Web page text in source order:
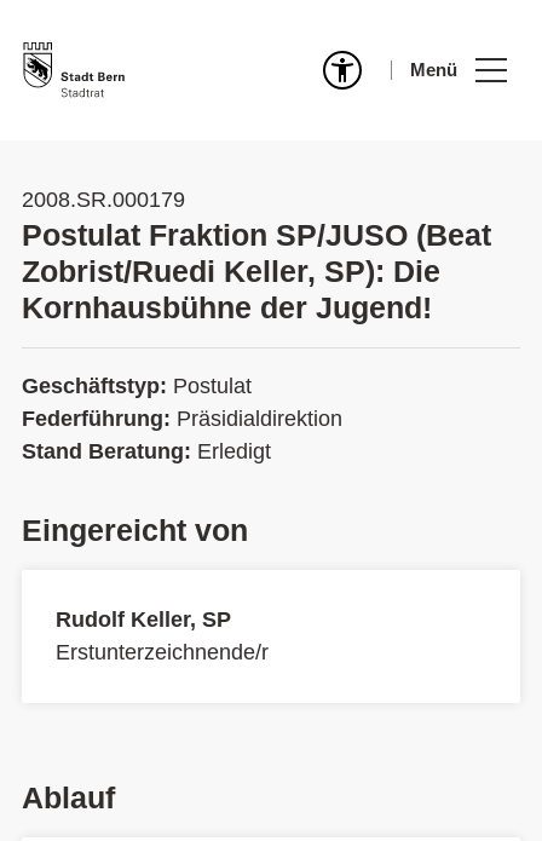
Menü
2008.SR.000179
Postulat Fraktion SP/JUSO (Beat
Zobrist/Ruedi Keller, SP): Die
Kornhausbühne der Jugend!
Geschäftstyp: Postulat
Federführung: Präsidialdirektion
Stand Beratung: Erledigt
Eingereicht von
Rudolf Keller, SP
Erstunterzeichnende/r
Ablauf